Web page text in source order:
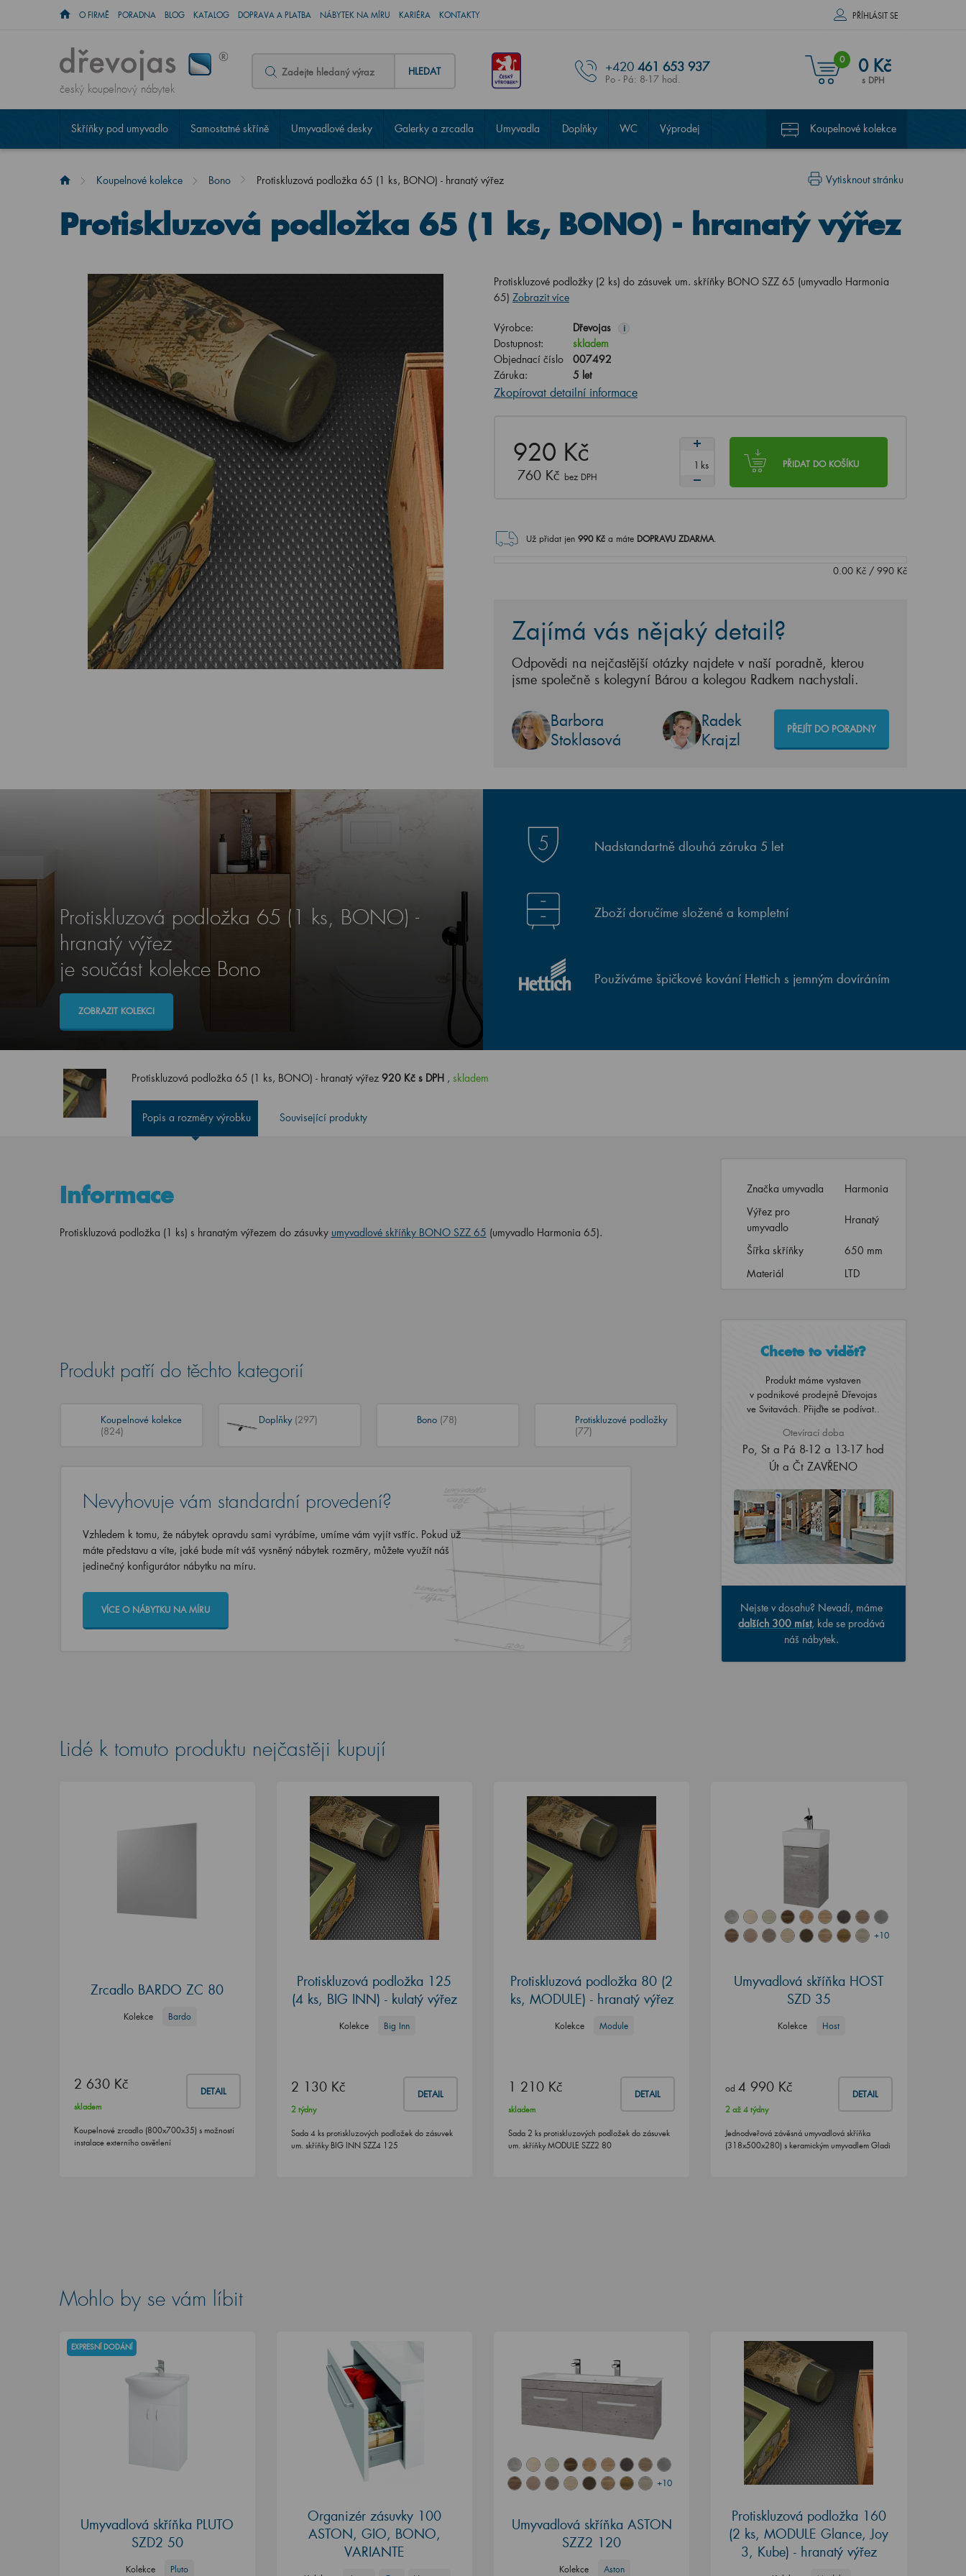
O FIRMĚ PORADNA BLOG KATALOG DOPRAVA A PLATBA NÁBYTEK NA MÍRU KARIÉRA KONTAKTY PŘÍHLÁSIT SE
český koupelnový nábytek
HLEDAT +420 461 653 937
Po - Pá: 8-17 hod.
0 0 Kč
s DPH
Skříňky pod umyvadlo Samostatné skříně Umyvadlové desky Galerky a zrcadla Umyvadla Doplňky WC Výprodej Koupelnové kolekce
Vytisknout stránku
Koupelnové kolekce Bono Protiskluzová podložka 65 (1 ks, BONO) - hranatý výřez
Protiskluzová podložka 65 (1 ks, BONO) - hranatý výřez
Protiskluzové podložky (2 ks) do zásuvek um. skříňky BONO SZZ 65 (umyvadlo Harmonia
65) Zobrazit více
Výrobce: Dřevojas i
Dostupnost:
skladem
Objednací číslo
007492
Záruka:
5 let
Zkopírovat detailní informace
920 Kč
760 Kč bez DPH
PŘIDAT DO KOŠÍKU
ks
Už přidat jen 990Kč a máte DOPRAVU ZDARMA.
0.00Kč/ 990Kč
Zajímá vás nějaký detail?
Odpovědi na nejčastější otázky najdete v naší poradně, kterou
jsme společně s kolegyní Bárou a kolegou Radkem nachystali.
Barbora
Stoklasová
Radek
Krajzl
PŘEJÍT DO PORADNY
Protiskluzová podložka 65 (1 ks, BONO) -
hranatý výřez
je součást kolekce Bono
ZOBRAZIT KOLEKCI
Nadstandartně dlouhá záruka 5 let
Zboží doručíme složené a kompletní
Používáme špičkové kování Hettich s jemným dovíráním
Protiskluzová podložka 65 (1 ks, BONO) - hranatý výřez920 Kč s DPH ,skladem
Popis a rozměry výrobku Související produkty
Informace
Protiskluzová podložka (1 ks) s hranatým výřezem do zásuvky umyvadlové skříňky BONO SZZ 65 (umyvadlo Harmonia 65).
Produkt patří do těchto kategorií
Koupelnové kolekce
(824)
Doplňky (297) Bono (78)
Protiskluzové podložky
(77)
Nevyhovuje vám standardní provedení?
Vzhledem k tomu, že nábytek opravdu sami vyrábíme, umíme vám vyjít vstříc. Pokud už
máte představu a víte, jaké bude mít váš vysněný nábytek rozměry, můžete využít náš
jedinečný konfigurátor nábytku na míru.
VÍCE O NÁBYTKU NA MÍRU
Značka umyvadla
Harmonia
Výřez pro
umyvadlo
Hranatý
Šířka skříňky
650 mm
Materiál
LTD
Chcete to vidět?
Produkt máme vystaven
v podnikové prodejně Dřevojas
ve Svitavách. Přijďte se podívat..
Otevírací doba
Po, St a Pá 8-12 a 13-17 hod
Út a Čt ZAVŘENO
Nejste v dosahu? Nevadí, máme
dalších 300 míst, kde se prodává
náš nábytek.
Lidé k tomuto produktu nejčastěji kupují
Zrcadlo BARDO ZC 80
Kolekce Bardo
2 630 Kč DETAIL
skladem
Koupelnové zrcadlo (800x700x35) s možností
instalace externího osvětlení
Protiskluzová podložka 125
(4 ks, BIG INN) - kulatý výřez
Kolekce Big Inn
2 130 Kč DETAIL
2 týdny
Sada 4 ks protiskluzových podložek do zásuvek
um. skříňky BIG INN SZZ4 125
Protiskluzová podložka 80 (2
ks, MODULE) - hranatý výřez
Kolekce Module
1 210 Kč DETAIL
skladem
Sada 2 ks protiskluzových podložek do zásuvek
um. skříňky MODULE SZZ2 80
+10
Umyvadlová skříňka HOST
SZD 35
Kolekce Host
od4 990 Kč DETAIL
2 až 4 týdny
Jednodveřová závěsná umyvadlová skříňka
(318x500x280) s keramickým umyvadlem Gladi
Mohlo by se vám líbit
EXPRESNÍ DODÁNÍ
Umyvadlová skříňka PLUTO
SZD2 50
Kolekce Pluto
Organizér zásuvky 100
ASTON, GIO, BONO,
VARIANTE
+10
Umyvadlová skříňka ASTON
SZZ2 120
Kolekce Aston
Protiskluzová podložka 160
(2 ks, MODULE Glance, Joy
3, Kube) - hranatý výřez